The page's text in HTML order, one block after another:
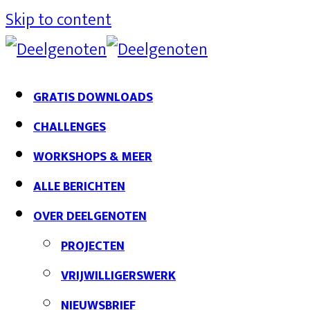
Skip to content
GRATIS DOWNLOADS
CHALLENGES
WORKSHOPS & MEER
ALLE BERICHTEN
OVER DEELGENOTEN
PROJECTEN
VRIJWILLIGERSWERK
NIEUWSBRIEF